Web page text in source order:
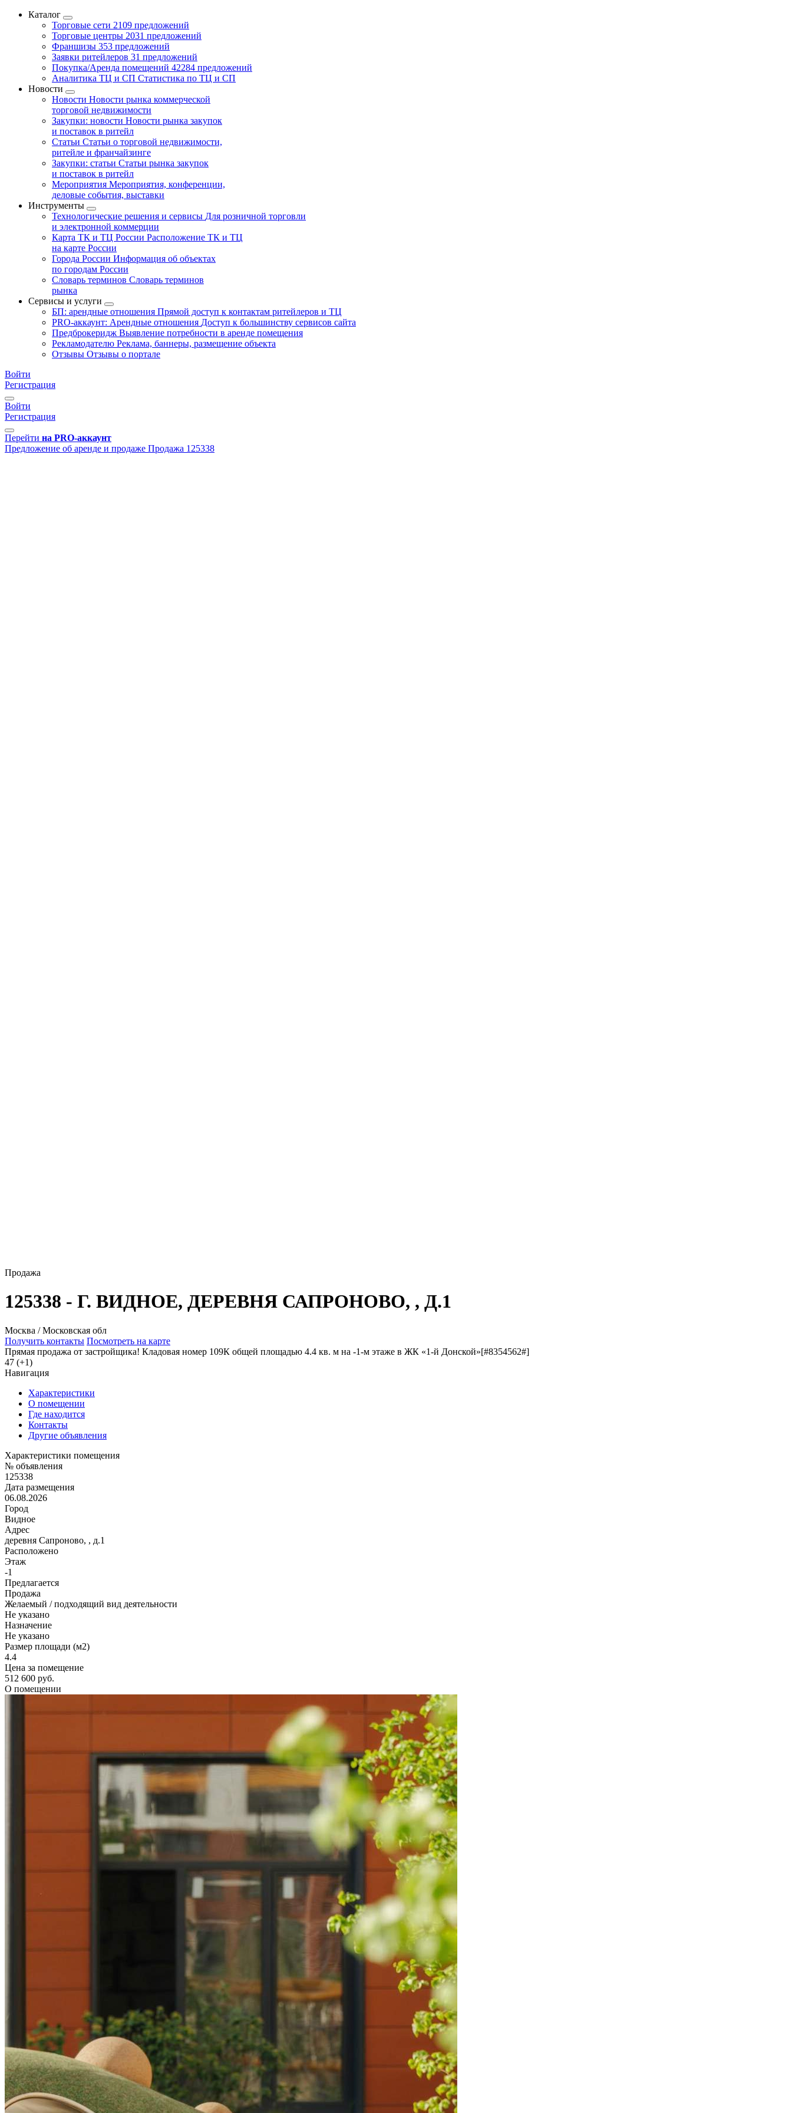
Каталог
Торговые сети 2109 предложений
Торговые центры 2031 предложений
Франшизы 353 предложений
Заявки ритейлеров 31 предложений
Покупка/Аренда помещений 42284 предложений
Аналитика ТЦ и СП Статистика по ТЦ и СП
Новости
Новости Новости рынка коммерческой
торговой недвижимости
Закупки: новости Новости рынка закупок
и поставок в ритейл
Статьи Статьи о торговой недвижимости,
ритейле и франчайзинге
Закупки: статьи Статьи рынка закупок
и поставок в ритейл
Мероприятия Мероприятия, конференции,
деловые события, выставки
Инструменты
Технологические решения и сервисы Для розничной торговли
и электронной коммерции
Карта ТК и ТЦ России Расположение ТК и ТЦ
на карте России
Города России Информация об объектах
по городам России
Словарь терминов Словарь терминов
рынка
Сервисы и услуги
БП: арендные отношения Прямой доступ к контактам ритейлеров и ТЦ
PRO-аккаунт: Арендные отношения Доступ к большинству сервисов сайта
Предброкеридж Выявление потребности в аренде помещения
Рекламодателю Реклама, баннеры, размещение объекта
Отзывы Отзывы о портале
Войти
Регистрация
Войти
Регистрация
Перейти на PRO-аккаунт
Предложение об аренде и продаже Продажа 125338
Продажа
125338 - Г. ВИДНОЕ, ДЕРЕВНЯ САПРОНОВО, , Д.1
Москва / Московская обл
Получить контакты Посмотреть на карте
Прямая продажа от застройщика! Кладовая номер 109К общей площадью 4.4 кв. м на -1-м этаже в ЖК «1-й Донской»[#8354562#]
47 (+1)
Навигация
Характеристики
О помещении
Где находится
Контакты
Другие объявления
Характеристики помещения
№ объявления
125338
Дата размещения
06.08.2026
Город
Видное
Адрес
деревня Сапроново, , д.1
Расположено
Этаж
-1
Предлагается
Продажа
Желаемый / подходящий вид деятельности
Не указано
Назначение
Не указано
Размер площади (м2)
4.4
Цена за помещение
512 600 руб.
О помещении